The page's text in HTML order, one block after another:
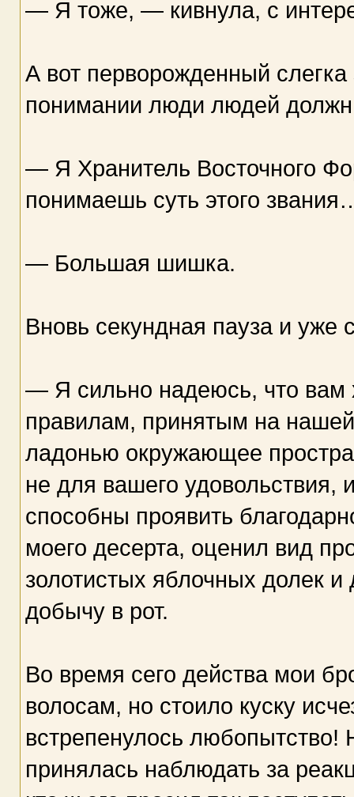
— Я тоже, — кивнула, с
А вот перворожденный
понимании люди людей
— Я Хранитель Восточного
понимаешь суть этого
— Большая шишка.
Вновь секундная пауза и уже
— Я сильно надеюсь, что вам
правилам, принятым на
ладонью окружающее
не для вашего удовольствия,
способны проявить
моего десерта, оценил вид
золотистых яблочных долек
добычу в рот.
Во время сего действа мои
волосам, но стоило куску
встрепенулось любопытство!
принялась наблюдать за